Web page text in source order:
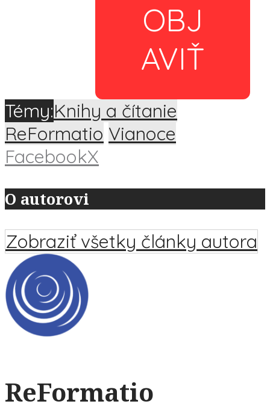
OBJ
AVIŤ
Témy:Knihy a čítanie
ReFormatio Vianoce
FacebookX
O autorovi
Zobraziť všetky články autora
ReFormatio